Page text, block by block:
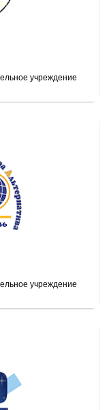
учреждение
учреждение